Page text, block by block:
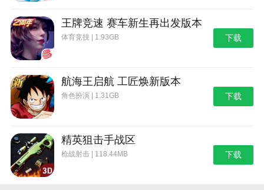
王牌竞速 赛车新生再出发版本
体育竞技 | 1.93GB 下载
航海王启航 工匠焕新版本
角色扮演 | 1.31GB 下载
精英狙击手战区
枪战射击 | 118.44MB 下载